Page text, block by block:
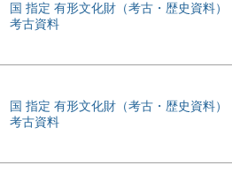
国 指定 有形文化財（考古・歴史資料）
考古資料
国 指定 有形文化財（考古・歴史資料）
考古資料